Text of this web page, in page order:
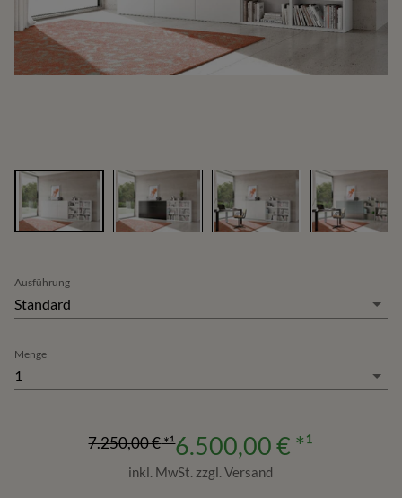
Ausführung
Standard
Menge
1
7.250,00 €*¹6.500,00 € *¹
inkl. MwSt. zzgl. Versand